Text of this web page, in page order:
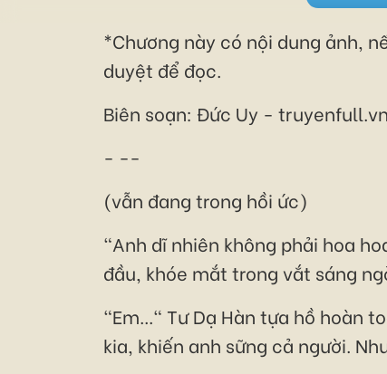
*Chương này có nội dung ảnh,
duyệt để đọc.
Biên soạn: Đức Uy - truyenfull.vn
- --
(vẫn đang trong hồi ức)
"Anh dĩ nhiên không phải hoa
đầu, khóe mắt trong vắt sáng
"Em..." Tư Dạ Hàn tựa hồ hoàn
kia, khiến anh sững cả người.